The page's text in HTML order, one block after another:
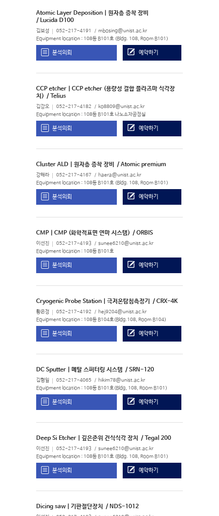
Atomic Layer Deposition | 원자층 증착 장비
/ Lucida D100
김보성 052-217-4191 mbosing@unist.ac.kr
Equipment location : 108동 B101호 (Bldg. 108, Room B101)
분석의뢰 예약하기
CCP etcher | CCP etcher (용량성 결합 플라즈마 식각장
치) / Telius
김강오 052-217-4182 ko8809@unist.ac.kr
Equipment location : 108동 B101호 나노소자공정실
분석의뢰 예약하기
Cluster ALD | 원자층 증착 장비 / Atomic premium
강해라 052-217-4167 haera@unist.ac.kr
Equipment location : 108동 B101호 (Bldg. 108, Room B101)
분석의뢰 예약하기
CMP | CMP (화학적표면 연마 시스템) / ORBIS
이선진 052-217-4193 sunee6210@unist.ac.kr
Equipment location : 108동 B101호
분석의뢰 예약하기
Cryogenic Probe Station | 극저온탐침측정기 / CRX-4K
황은정 052-217-4192 hej9204@unist.ac.kr
Equipment location : 108동 B104호(Bldg.108, Room B104)
분석의뢰 예약하기
DC Sputter | 메탈 스퍼터링 시스템 / SRN-120
김형일 052-217-4065 hikim78@unist.ac.kr
Equipment location : 108동 B101호(Bldg, 108, Room B101)
분석의뢰 예약하기
Deep Si Etcher | 깊은준위 건식식각 장치 / Tegal 200
이선진 052-217-4193 sunee6210@unist.ac.kr
Equipment location : 108동 B101호 (Bldg. 108, Room B101)
분석의뢰 예약하기
Dicing saw | 기판절단장치 / NDS-1012